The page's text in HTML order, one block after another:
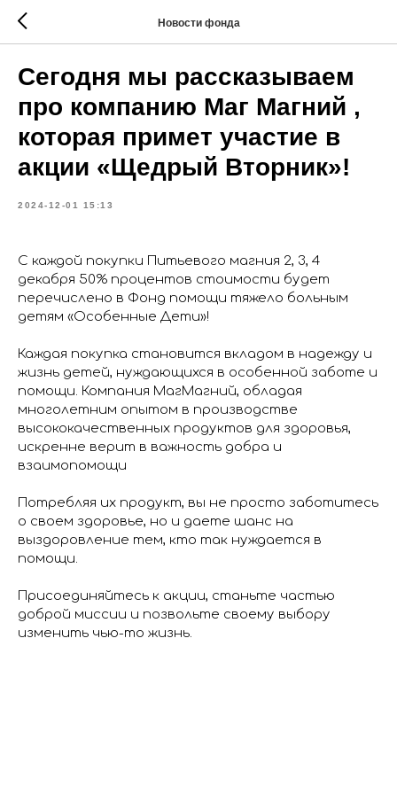
Новости фонда
Сегодня мы рассказываем
про компанию Маг Магний ,
которая примет участие в
акции «Щедрый Вторник»!
2024-12-01 15:13
С каждой покупки Питьевого магния 2, 3, 4
декабря 50% процентов стоимости будет
перечислено в Фонд помощи тяжело больным
детям «Особенные Дети»!
Каждая покупка становится вкладом в надежду и
жизнь детей, нуждающихся в особенной заботе и
помощи. Компания МагМагний, обладая
многолетним опытом в производстве
высококачественных продуктов для здоровья,
искренне верит в важность добра и
взаимопомощи
Потребляя их продукт, вы не просто заботитесь
о своем здоровье, но и даете шанс на
выздоровление тем, кто так нуждается в
помощи.
Присоединяйтесь к акции, станьте частью
доброй миссии и позвольте своему выбору
изменить чью-то жизнь.